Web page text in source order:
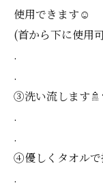
使用できます☺️
(首から下に使用
.
.
③洗い流します
.
.
④優しくタオルで
.